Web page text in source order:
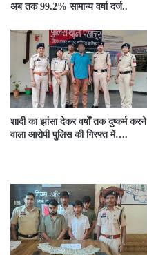
अब तक 99.2% सामान्य वर्षा दर्ज..
शादी का झांसा देकर वर्षों तक दुष्कर्म करने
वाला आरोपी पुलिस की गिरफ्त में….